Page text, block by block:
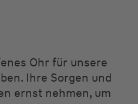
Ohr für unsere
Ihre Sorgen und
ernst nehmen, um